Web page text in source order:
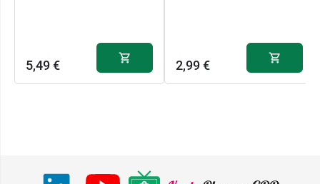
5,49 € 2,99 €